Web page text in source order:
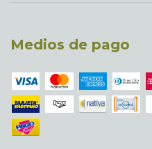
Medios de pago